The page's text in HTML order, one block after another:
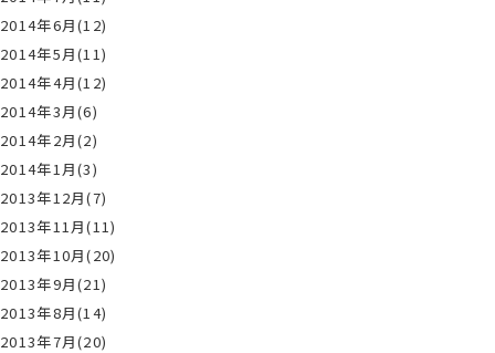
2014年6月(12)
2014年5月(11)
2014年4月(12)
2014年3月(6)
2014年2月(2)
2014年1月(3)
2013年12月(7)
2013年11月(11)
2013年10月(20)
2013年9月(21)
2013年8月(14)
2013年7月(20)